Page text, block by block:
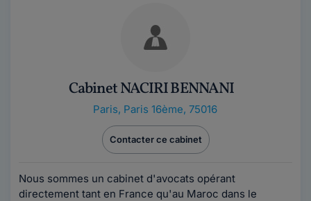
Cabinet NACIRI BENNANI
Paris, Paris 16ème, 75016
Contacter ce cabinet
Nous sommes un cabinet d'avocats opérant
directement tant en France qu'au Maroc dans le